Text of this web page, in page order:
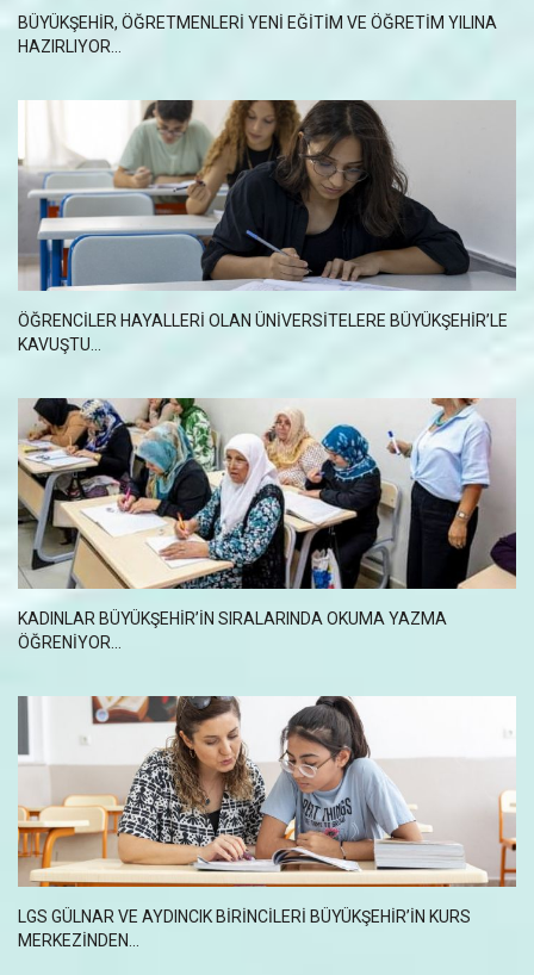
BÜYÜKŞEHİR, ÖĞRETMENLERİ YENİ EĞİTİM VE ÖĞRETİM YILINA
HAZIRLIYOR...
ÖĞRENCİLER HAYALLERİ OLAN ÜNİVERSİTELERE BÜYÜKŞEHİR’LE
KAVUŞTU...
KADINLAR BÜYÜKŞEHİR’İN SIRALARINDA OKUMA YAZMA
ÖĞRENİYOR...
LGS GÜLNAR VE AYDINCIK BİRİNCİLERİ BÜYÜKŞEHİR’İN KURS
MERKEZİNDEN...